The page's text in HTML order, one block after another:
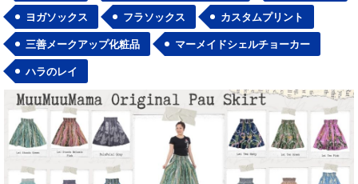
ヨガソックス フラソックス カスタムプリント
三善メークアップ化粧品 マーメイドシェルチョーカー
ハラのレイ